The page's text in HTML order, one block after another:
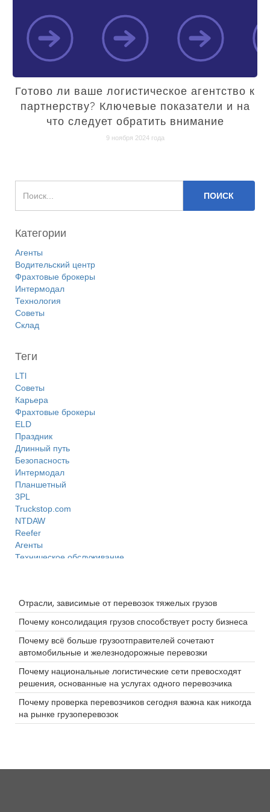
Готово ли ваше логистическое агентство к
партнерству? Ключевые показатели и на
что следует обратить внимание
9 ноября 2024 года
Категории
Агенты
Водительский центр
Фрахтовые брокеры
Интермодал
Технология
Советы
Склад
Теги
LTl
Советы
Карьера
Фрахтовые брокеры
ELD
Праздник
Длинный путь
Безопасность
Интермодал
Планшетный
3PL
Truckstop.com
NTDAW
Reefer
Агенты
Техническое обслуживание
женщины в грузоперевозках
Тяжелая перевозка
Большая буровая установка
Безопасность
Фармацевтика
Технология
Электронная коммерция
Проверки грузовых автомобилей
Разрешения
Водитель
Отрасли, зависимые от перевозок тяжелых грузов
Почему консолидация грузов способствует росту бизнеса
Почему всё больше грузоотправителей сочетают
автомобильные и железнодорожные перевозки
Почему национальные логистические сети превосходят
решения, основанные на услугах одного перевозчика
Почему проверка перевозчиков сегодня важна как никогда
на рынке грузоперевозок